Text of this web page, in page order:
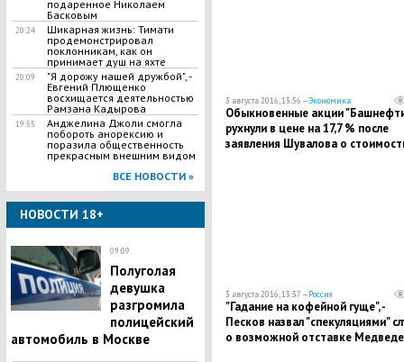
подаренное Николаем
Басковым
20:24
Шикарная жизнь: Тимати
продемонстрировал
поклонникам, как он
принимает душ на яхте
20:09
"Я дорожу нашей дружбой", -
Евгений Плющенко
восхищается деятельностью
Рамзана Кадырова
19:55
Анджелина Джоли смогла
побороть анорексию и
поразила общественность
прекрасным внешним видом
ВСЕ НОВОСТИ »
НОВОСТИ 18+
09:09
Полуголая
девушка
разгромила
полицейский
автомобиль в Москве
3 августа 2016, 13:56 —Экономика
Обыкновенные акции
рухнули в цене на 17,7 % после
заявления Шувалова о
3 августа 2016, 13:37 —Россия
"Гадание на кофейной гуще", -
Песков назвал "спекуляциями"
о возможной отставке